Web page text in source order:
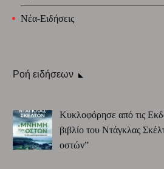
Νέα-Ειδήσεις
Ροή ειδήσεων
Κυκλοφόρησε από τις
βιβλίο του Ντάγκλας
οστών”